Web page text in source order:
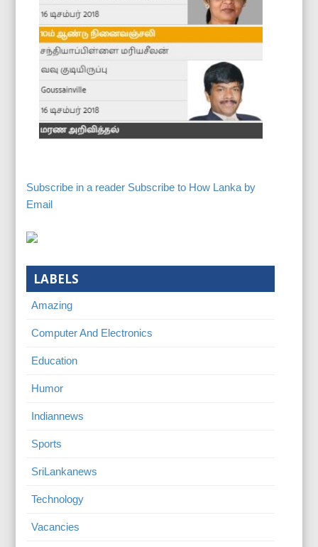
Subscribe in a reader Subscribe to How Lanka by
Email
LABELS
Amazing
Computer And Electronics
Education
Humor
Indiannews
Sports
SriLankanews
Technology
Vacancies